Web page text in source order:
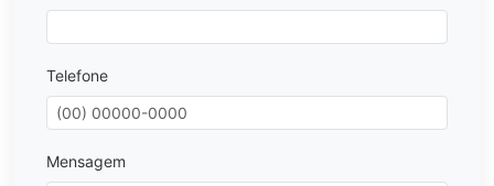
Telefone
Mensagem